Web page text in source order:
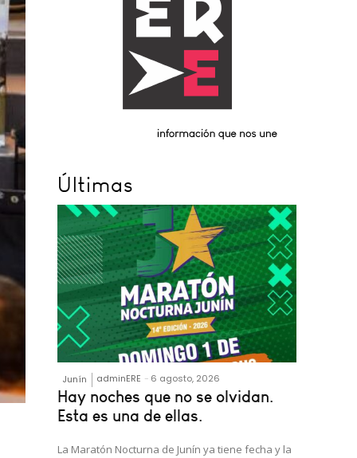
Últimas
Junín adminERE - 6 agosto, 2026
Hay noches que no se olvidan.
Esta es una de ellas.
La Maratón Nocturna de Junín ya tiene fecha y la